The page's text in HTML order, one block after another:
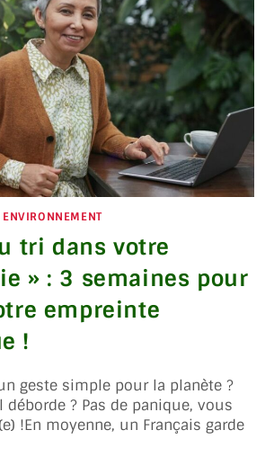
ENVIRONNEMENT
tri dans votre
» : 3 semaines pour
empreinte
!
geste simple pour la planète ?
? Pas de panique, vous
!En moyenne, un Français garde